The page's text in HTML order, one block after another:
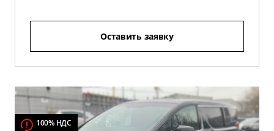
Оставить заявку
100% НДС